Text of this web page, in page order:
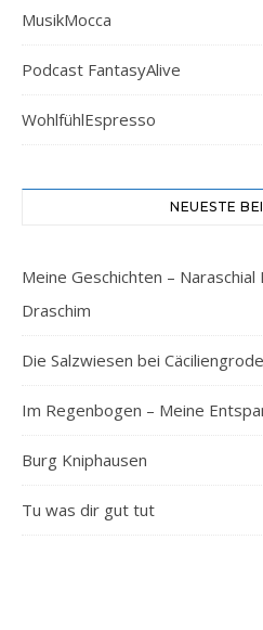
MusikMocca
Podcast FantasyAlive
WohlfühlEspresso
NEUESTE
Meine Geschichten –
Draschim
Die Salzwiesen bei
Im Regenbogen – Meine
Burg Kniphausen
Tu was dir gut tut